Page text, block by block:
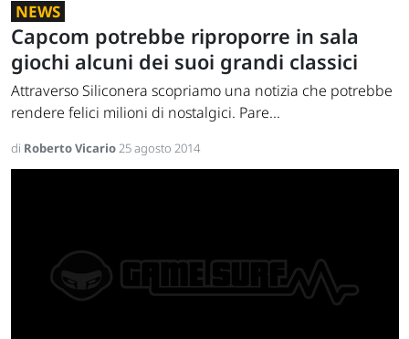
NEWS
Capcom potrebbe riproporre in sala
giochi alcuni dei suoi grandi classici
Attraverso Siliconera scopriamo una notizia che potrebbe
rendere felici milioni di nostalgici. Pare...
di Roberto Vicario25 agosto 2014